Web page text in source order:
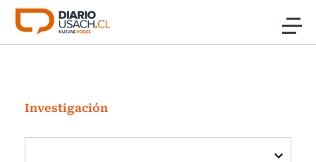
Click acá para ir directamente al contenido
Investigación
Cultura
Investigación